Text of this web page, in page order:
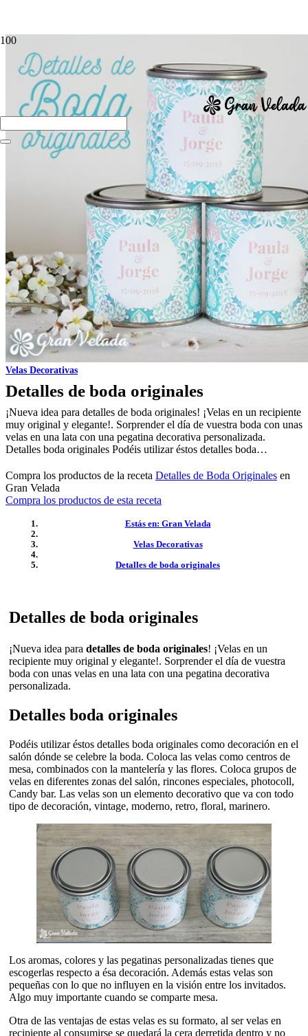
Velas Decorativas
Detalles de boda originales
¡Nueva idea para detalles de boda originales! ¡Velas en un recipiente
muy original y elegante!. Sorprender el día de vuestra boda con unas
velas en una lata con una pegatina decorativa personalizada.
Detalles boda originales Podéis utilizar éstos detalles boda…
Compra los productos de la receta Detalles de Boda Originales en
Gran Velada
Compra los productos de esta receta
Estás en: Gran Velada
Velas Decorativas
Detalles de boda originales
Detalles de boda originales
¡Nueva idea para detalles de boda originales! ¡Velas en un
recipiente muy original y elegante!. Sorprender el día de vuestra
boda con unas velas en una lata con una pegatina decorativa
personalizada.
Detalles boda originales
Podéis utilizar éstos detalles boda originales como decoración en el
salón dónde se celebre la boda. Coloca las velas como centros de
mesa, combinados con la mantelería y las flores. Coloca grupos de
velas en diferentes zonas del salón, rincones especiales, photocoll,
Candy bar. Las velas son un elemento decorativo que va con todo
tipo de decoración, vintage, moderno, retro, floral, marinero.
Los aromas, colores y las pegatinas personalizadas tienes que
escogerlas respecto a ésa decoración. Además estas velas son
pequeñas con lo que no influyen en la visión entre los invitados.
Algo muy importante cuando se comparte mesa.
Otra de las ventajas de estas velas es su formato, al ser velas en
recipiente al consumirse se quedará la cera derretida dentro y no